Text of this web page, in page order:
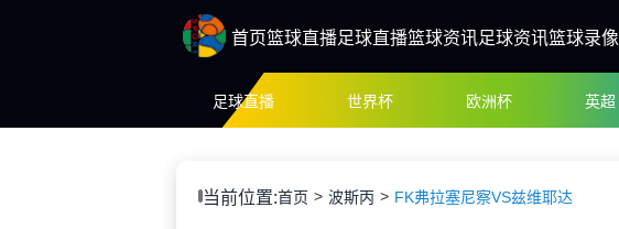
首页篮球直播足球直播篮球资讯足球资讯篮球录像
足球直播 世界杯 欧洲杯 英超
当前位置:首页 波斯丙 FK弗拉塞尼察VS兹维耶达